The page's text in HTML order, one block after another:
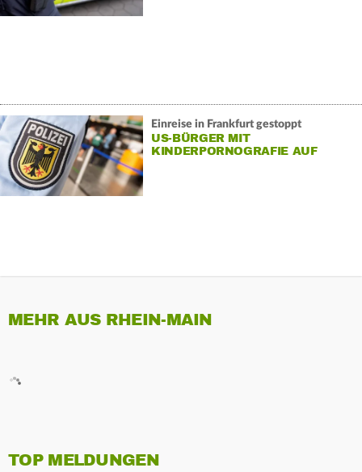
Einreise in Frankfurt gestoppt
US-BÜRGER MIT
KINDERPORNOGRAFIE AUF
MEHR AUS RHEIN-MAIN
TOP MELDUNGEN